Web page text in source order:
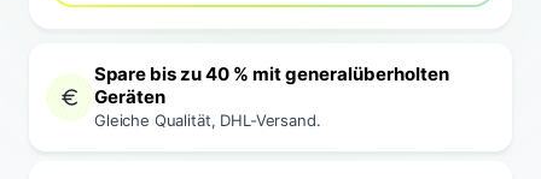
Spare bis zu 40 % mit generalüberholten
Geräten
Gleiche Qualität, DHL-Versand.